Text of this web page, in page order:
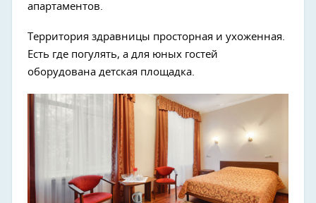
апартаментов.
Территория здравницы просторная и ухоженная.
Есть где погулять, а для юных гостей
оборудована детская площадка.